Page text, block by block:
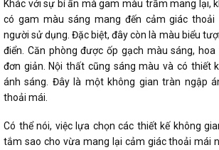
Khác với sự bí ẩn mà gam màu trầm mang lại,
có gam màu sáng mang đến cảm giác
người sử dụng. Đặc biệt, đây còn là màu biểu
điển. Căn phòng được ốp gạch màu sáng,
đơn giản. Nội thất cũng sáng màu và có thiết
ánh sáng. Đây là một không gian tràn ngập
thoải mái.
Có thể nói, việc lựa chọn các thiết kế không
tắm sao cho vừa mang lại cảm giác thoải mái